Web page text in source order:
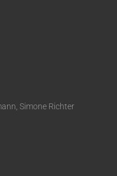
Simone Richter